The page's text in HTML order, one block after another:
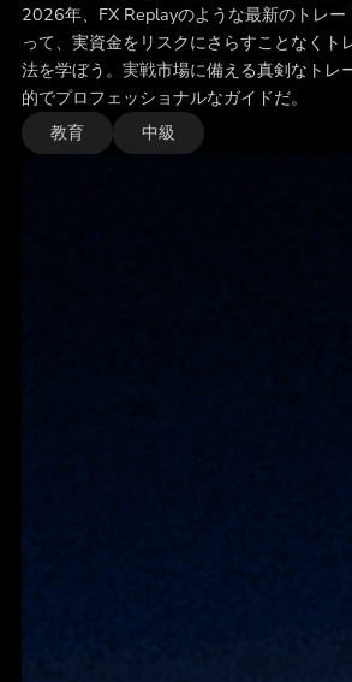
2026年、FX Replayのような最新のトレー
って、実資金をリスクにさらすことなくト
法を学ぼう。実戦市場に備える真剣なトレ
的でプロフェッショナルなガイドだ。
教育 中級